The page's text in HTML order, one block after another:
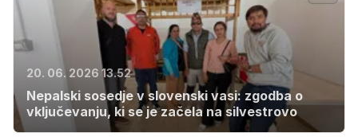
20. 06. 2026 13.52
Nepalski sosedje v slovenski vasi: zgodba o
vključevanju, ki se je začela na silvestrovo